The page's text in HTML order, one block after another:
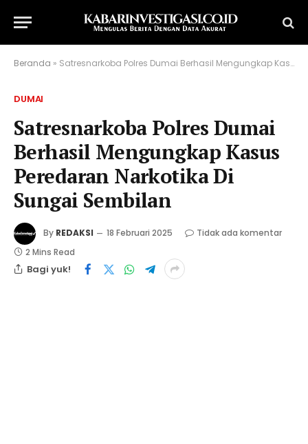
Beranda » Satresnarkoba Polres Dumai Berhasil Mengungkap Kasus Peredaran Narkotika Di Sungai Sembilan
DUMAI
Satresnarkoba Polres Dumai
Berhasil Mengungkap Kasus
Peredaran Narkotika Di
Sungai Sembilan
By REDAKSI 18 Februari 2025
Tidak ada komentar
2 Mins Read
Bagi yuk!